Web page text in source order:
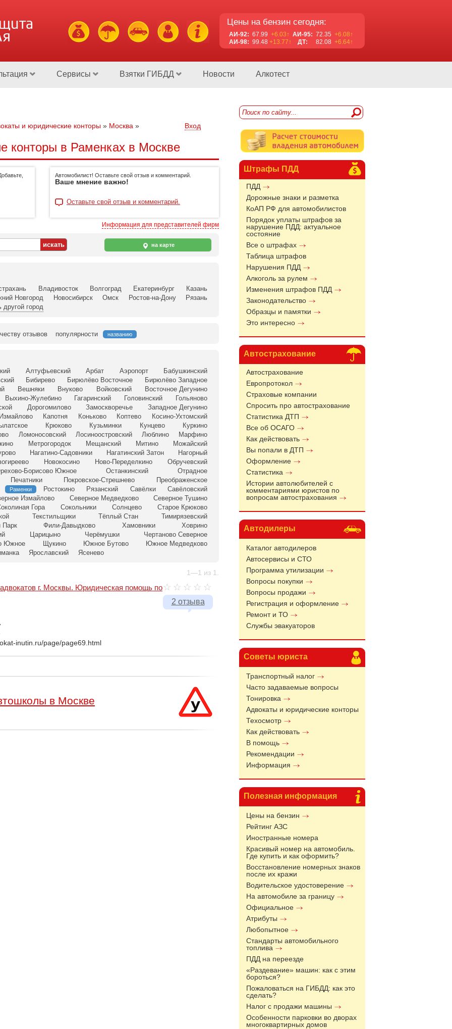
Цены на бензин сегодня:
АИ-92: 67.99 +6.03↑ АИ-95: 72.35 +6.08↑
АИ-98: 99.48 +13.77↑ ДТ: 82.08 +6.64↑
Сервисы Взятки ГИБДД Новости Алкотест
Штрафы ПДД
ПДД
Дорожные знаки и разметка
КоАП РФ для автомобилистов
Порядок уплаты штрафов за
нарушение ПДД: актуальное
состояние
Все о штрафах
Таблица штрафов
Нарушения ПДД
Алкоголь за рулем
Изменения штрафов ПДД
Законодательство
Образцы и памятки
Это интересно
Автострахование
Автострахование
Европротокол
Страховые компании
Спросить про автострахование
Статистика ДТП
Все об ОСАГО
Как действовать
Вы попали в ДТП
Оформление
Статистика
Истории автолюбителей с
комментариями юристов по
вопросам автострахования
Автодилеры
Каталог автодилеров
Автосервисы и СТО
Программа утилизации
Вопросы покупки
Вопросы продажи
Регистрация и оформление
Ремонт и ТО
Службы эвакуаторов
Советы юриста
Транспортный налог
Часто задаваемые вопросы
Тонировка
Адвокаты и юридические конторы
Техосмотр
Как действовать
В помощь
Рекомендации
Информация
Полезная информация
Цены на бензин
Рейтинг АЗС
Иностранные номера
Красивый номер на автомобиль.
Где купить и как оформить?
Восстановление номерных знаков
после их кражи
Водительское удостоверение
На автомобиле за границу
Официальное
Атрибуты
Любопытное
Стандарты автомобильного
топлива
ПДД на переезде
«Раздевание» машин: как с этим
бороться?
Пожаловаться на ГИБДД: как это
сделать?
Налог с продажи машины
Особенности парковки во дворах
многоквартирных домов
и юридические конторы » Москва » Вход
конторы в Раменках в Москве
Автомобилист! Оставьте свой отзыв и комментарий.
Ваше мнение важно!
Оставьте свой отзыв и комментарий.
Информация для представителей фирм
на карте
Владивосток Волгоград Екатеринбург
Казань
Новгород
Новосибирск Омск Ростов-на-Дону
Рязань
другой город
отзывов популярности названию
Алтуфьевский Арбат Аэропорт
Бабушкинский
Бибирево Бирюлёво Восточное
Бирюлёво Западное
Вешняки Внуково Войковский
Восточное Дегунино
Выхино-Жулебино
Гагаринский Головинский
Гольяново
Дорогомилово Замоскворечье
Западное Дегунино
Капотня Коньково Коптево
Косино-Ухтомский
Крюково Кузьминки Кунцево
Куркино
Ломоносовский Лосиноостровский Люблино
Марфино
Метрогородок Мещанский Митино
Можайский
Нагатино-Садовники Нагатинский Затон
Нагорный
Новокосино Ново-Переделкино
Обручевский
Борисово Южное
Останкинский
Отрадное
Печатники
Покровское-Стрешнево Преображенское
Раменки Ростокино Рязанский Савёлки
Савёловский
Измайлово
Северное Медведково
Северное Тушино
Гора
Сокольники Солнцево
Старое Крюково
Текстильщики Тёплый Стан
Тимирязевский
Парк
Фили-Давыдково Хамовники
Ховрино
Царицыно Черёмушки
Чертаново Северное
Южное
Щукино Южное Бутово
Южное Медведково
Ярославский Ясенево
1—1 из 1.
2 отзыва
г. Москвы. Юридическая помощь по
inutin.ru/page/page69.html
в Москве